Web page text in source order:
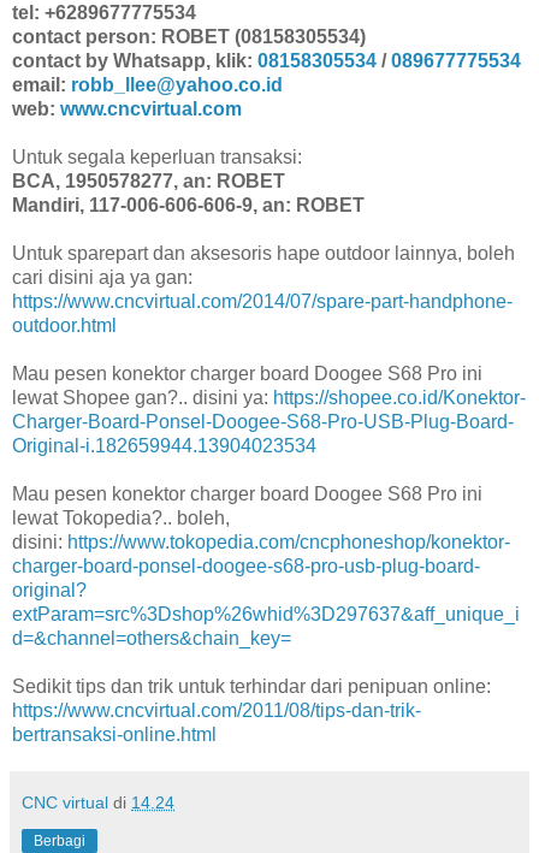
tel: +6289677775534
contact person: ROBET (08158305534)
contact by Whatsapp, klik: 08158305534 /089677775534
email: robb_llee@yahoo.co.id
web: www.cncvirtual.com
Untuk segala keperluan transaksi:
BCA, 1950578277, an: ROBET
Mandiri, 117-006-606-606-9, an: ROBET
Untuk sparepart dan aksesoris hape outdoor lainnya, boleh
cari disini aja ya gan:
https://www.cncvirtual.com/2014/07/spare-part-handphone-
outdoor.html
Mau pesen konektor charger board Doogee S68 Pro ini
lewat Shopee gan?.. disini ya: https://shopee.co.id/Konektor-
Charger-Board-Ponsel-Doogee-S68-Pro-USB-Plug-Board-
Original-i.182659944.13904023534
Mau pesen konektor charger board Doogee S68 Pro ini
lewat Tokopedia?.. boleh,
disini: https://www.tokopedia.com/cncphoneshop/konektor-
charger-board-ponsel-doogee-s68-pro-usb-plug-board-
original?
extParam=src%3Dshop%26whid%3D297637&aff_unique_i
d=&channel=others&chain_key=
Sedikit tips dan trik untuk terhindar dari penipuan online:
https://www.cncvirtual.com/2011/08/tips-dan-trik-
bertransaksi-online.html
CNC virtual di 14.24
Berbagi